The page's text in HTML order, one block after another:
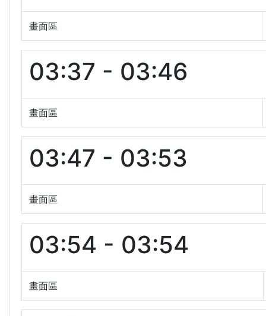
畫面區
03:37 - 03:46
畫面區
03:47 - 03:53
畫面區
03:54 - 03:54
畫面區